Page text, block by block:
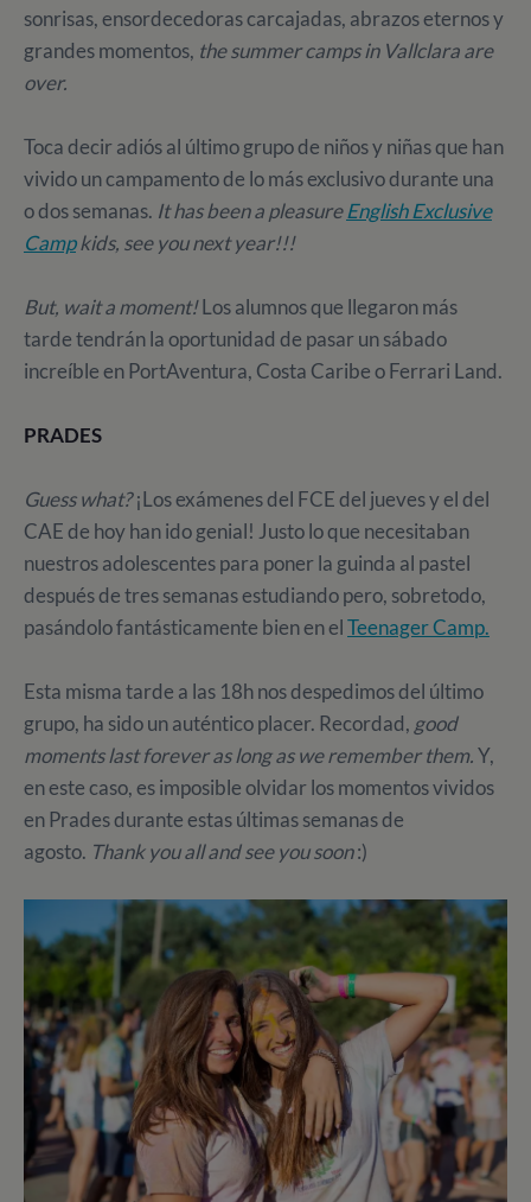
sonrisas, ensordecedoras carcajadas, abrazos eternos y
grandes momentos, the summer camps in Vallclara are
over.
Toca decir adiós al último grupo de niños y niñas que han
vivido un campamento de lo más exclusivo durante una
o dos semanas. It has been a pleasureEnglish Exclusive
Campkids, see you next year!!!
But, wait a moment!Los alumnos que llegaron más
tarde tendrán la oportunidad de pasar un sábado
increíble en PortAventura, Costa Caribe o Ferrari Land.
PRADES
Guess what?¡Los exámenes del FCE del jueves y el del
CAE de hoy han ido genial! Justo lo que necesitaban
nuestros adolescentes para poner la guinda al pastel
después de tres semanas estudiando pero, sobretodo,
pasándolo fantásticamente bien en elTeenager Camp.
Esta misma tarde a las 18h nos despedimos del último
grupo, ha sido un auténtico placer. Recordad, good
moments last forever as long as we remember them.Y,
en este caso, es imposible olvidar los momentos vividos
en Prades durante estas últimas semanas de
agosto. Thank you all and see you soon:)